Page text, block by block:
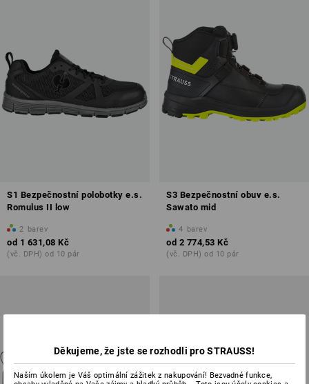
S1 Bezpečnostní polobotky e.s.
Romulus II low
2 barev
od 1 631,08 Kč
(vč. DPH) od 10 pár
S3 Bezpečnostní obuv e.s.
Sawato mid
4 barev
od 2 774,53 Kč
(vč. DPH) od 10 pár
Děkujeme, že jste se rozhodli pro STRAUSS!
Naším úkolem je Váš optimální zážitek z nakupování! Bezvadné funkce,